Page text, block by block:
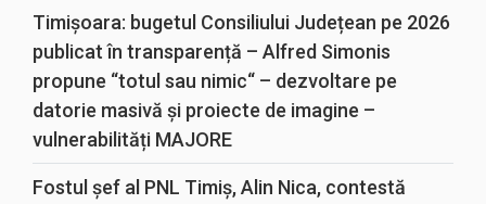
Timișoara: bugetul Consiliului Județean pe 2026
publicat în transparență – Alfred Simonis
propune “totul sau nimic“ – dezvoltare pe
datorie masivă și proiecte de imagine –
vulnerabilități MAJORE
Fostul șef al PNL Timiș, Alin Nica, contestă